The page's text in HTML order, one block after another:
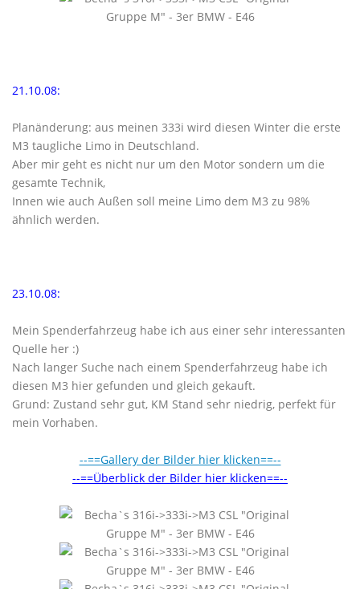
21.10.08:
Planänderung: aus meinen 333i wird diesen Winter die erste
M3 taugliche Limo in Deutschland.
Aber mir geht es nicht nur um den Motor sondern um die
gesamte Technik,
Innen wie auch Außen soll meine Limo dem M3 zu 98%
ähnlich werden.
23.10.08:
Mein Spenderfahrzeug habe ich aus einer sehr interessanten
Quelle her :)
Nach langer Suche nach einem Spenderfahrzeug habe ich
diesen M3 hier gefunden und gleich gekauft.
Grund: Zustand sehr gut, KM Stand sehr niedrig, perfekt für
mein Vorhaben.
--==Gallery der Bilder hier klicken==--
--==Überblick der Bilder hier klicken==--